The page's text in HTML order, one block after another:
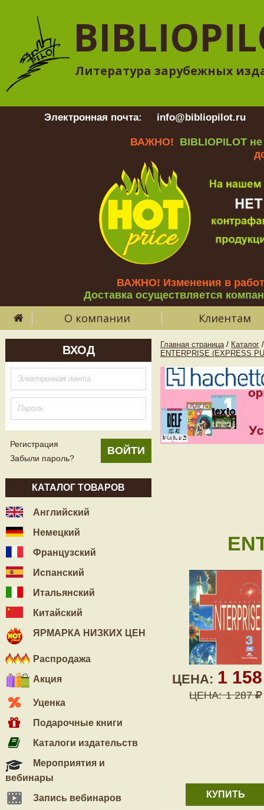
Литература зарубежных
Электронная почта: info@bibliopilot.ru
ВАЖНО! BIBLIOPILOT
ВАЖНО! Изменения в
Доставка осуществляется
О компании Клиентам
ВХОД
Регистрация
Забыли пароль?
КАТАЛОГ ТОВАРОВ
Английский
Немецкий
Французский
Испанский
Итальянский
Китайский
ЯРМАРКА НИЗКИХ ЦЕН
Распродажа
Акция
Уценка
Подарочные книги
Каталоги издательств
Мероприятия и
вебинары
Запись вебинаров
Главная страница / Каталог /
ENTERPRISE (EXPRESS
ЦЕНА: 1
ЦЕНА: 1 287
КУПИТЬ